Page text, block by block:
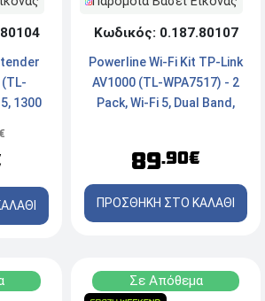
(TL-
1300
Κωδικός: 0.187.80107
Powerline Wi-Fi Kit TP-Link
AV1000 (TL-WPA7517) - 2
Pack, Wi-Fi 5, Dual Band,
89.90€
ΠΡΟΣΘΗΚΗ ΣΤΟ ΚΑΛΑΘΙ
Σε Απόθεμα